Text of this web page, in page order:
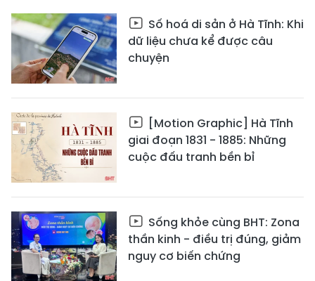
Số hoá di sản ở Hà Tĩnh: Khi
dữ liệu chưa kể được câu
chuyện
[Motion Graphic] Hà Tĩnh
giai đoạn 1831 - 1885: Những
cuộc đấu tranh bền bỉ
Sống khỏe cùng BHT: Zona
thần kinh - điều trị đúng, giảm
nguy cơ biến chứng